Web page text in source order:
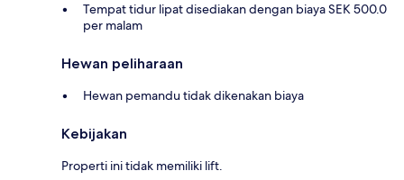
Tempat tidur lipat disediakan dengan biaya SEK 500.0
per malam
Hewan peliharaan
Hewan pemandu tidak dikenakan biaya
Kebijakan
Properti ini tidak memiliki lift.